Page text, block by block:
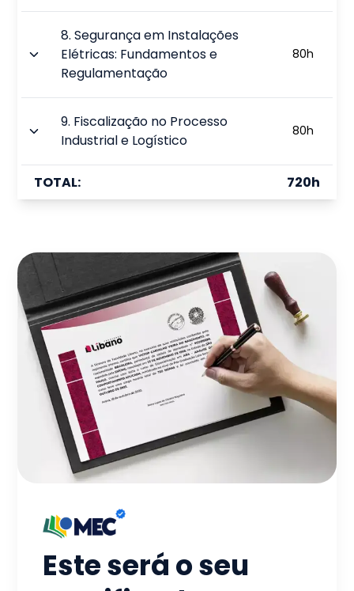
8.Segurança em Instalações
Elétricas: Fundamentos e
Regulamentação
80h
9. Fiscalização no Processo
Industrial e Logístico
80h
TOTAL: 720h
Este será o seu